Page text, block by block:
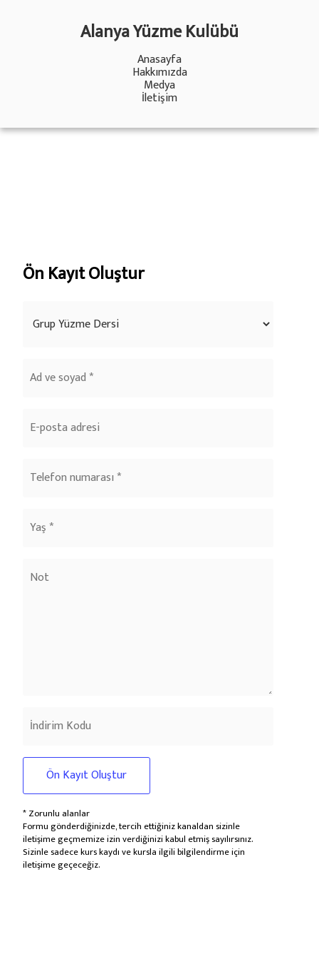
Alanya Yüzme Kulübü
Anasayfa
Hakkımızda
Medya
İletişim
Ön Kayıt Oluştur
Ön Kayıt Oluştur
* Zorunlu alanlar
Formu gönderdiğinizde, tercih ettiğiniz kanaldan sizinle
iletişime geçmemize izin verdiğinizi kabul etmiş sayılırsınız.
Sizinle sadece kurs kaydı ve kursla ilgili bilgilendirme için
iletişime geçeceğiz.